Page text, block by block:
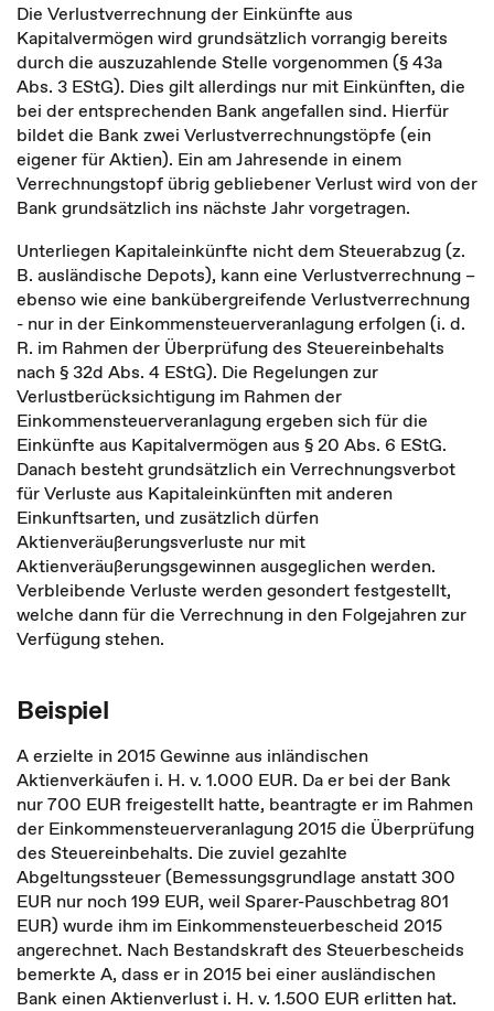
Die Verlustverrechnung der Einkünfte aus
Kapitalvermögen wird grundsätzlich vorrangig bereits
durch die auszuzahlende Stelle vorgenommen (§ 43a
Abs. 3 EStG). Dies gilt allerdings nur mit Einkünften, die
bei der entsprechenden Bank angefallen sind. Hierfür
bildet die Bank zwei Verlustverrechnungstöpfe (ein
eigener für Aktien). Ein am Jahresende in einem
Verrechnungstopf übrig gebliebener Verlust wird von der
Bank grundsätzlich ins nächste Jahr vorgetragen.
Unterliegen Kapitaleinkünfte nicht dem Steuerabzug (z.
B. ausländische Depots), kann eine Verlustverrechnung –
ebenso wie eine bankübergreifende Verlustverrechnung
- nur in der Einkommensteuerveranlagung erfolgen (i. d.
R. im Rahmen der Überprüfung des Steuereinbehalts
nach § 32d Abs. 4 EStG). Die Regelungen zur
Verlustberücksichtigung im Rahmen der
Einkommensteuerveranlagung ergeben sich für die
Einkünfte aus Kapitalvermögen aus § 20 Abs. 6 EStG.
Danach besteht grundsätzlich ein Verrechnungsverbot
für Verluste aus Kapitaleinkünften mit anderen
Einkunftsarten, und zusätzlich dürfen
Aktienveräußerungsverluste nur mit
Aktienveräußerungsgewinnen ausgeglichen werden.
Verbleibende Verluste werden gesondert festgestellt,
welche dann für die Verrechnung in den Folgejahren zur
Verfügung stehen.
Beispiel
A erzielte in 2015 Gewinne aus inländischen
Aktienverkäufen i. H. v. 1.000 EUR. Da er bei der Bank
nur 700 EUR freigestellt hatte, beantragte er im Rahmen
der Einkommensteuerveranlagung 2015 die Überprüfung
des Steuereinbehalts. Die zuviel gezahlte
Abgeltungssteuer (Bemessungsgrundlage anstatt 300
EUR nur noch 199 EUR, weil Sparer-Pauschbetrag 801
EUR) wurde ihm im Einkommensteuerbescheid 2015
angerechnet. Nach Bestandskraft des Steuerbescheids
bemerkte A, dass er in 2015 bei einer ausländischen
Bank einen Aktienverlust i. H. v. 1.500 EUR erlitten hat.